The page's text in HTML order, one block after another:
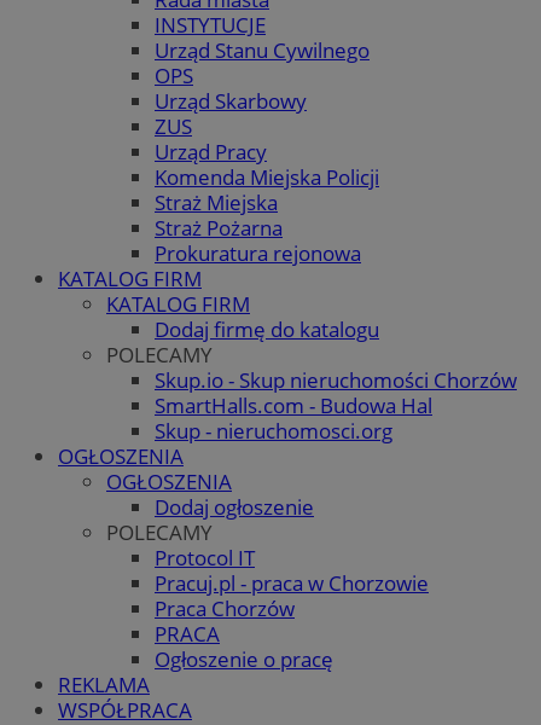
INSTYTUCJE
Urząd Stanu Cywilnego
OPS
Urząd Skarbowy
ZUS
Urząd Pracy
Komenda Miejska Policji
Straż Miejska
Straż Pożarna
Prokuratura rejonowa
KATALOG FIRM
KATALOG FIRM
Dodaj firmę do katalogu
POLECAMY
Skup.io - Skup nieruchomości Chorzów
SmartHalls.com - Budowa Hal
Skup - nieruchomosci.org
OGŁOSZENIA
OGŁOSZENIA
Dodaj ogłoszenie
POLECAMY
Protocol IT
Pracuj.pl - praca w Chorzowie
Praca Chorzów
PRACA
Ogłoszenie o pracę
REKLAMA
WSPÓŁPRACA